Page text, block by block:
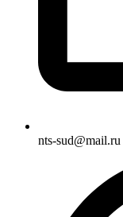
nts-sud@mail.ru